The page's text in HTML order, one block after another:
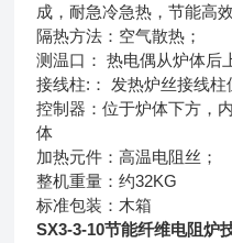
成，耐急冷急热，节能高效
隔热方法：空气散热；
测温口： 热电偶从炉体后
接线柱:： 发热炉丝接线柱
控制器：位于炉体下方，
体
加热元件：高温电阻丝；
整机重量：约32KG
标准包装：木箱
SX3-3-10节能纤维电阻炉